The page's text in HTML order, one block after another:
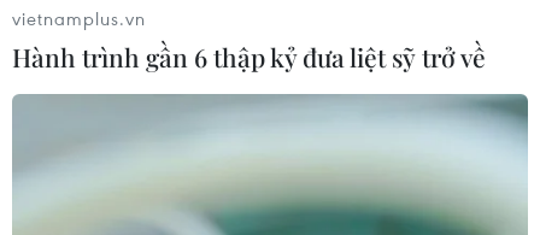
vietnamplus.vn
Hành trình gần 6 thập kỷ đưa liệt sỹ trở về